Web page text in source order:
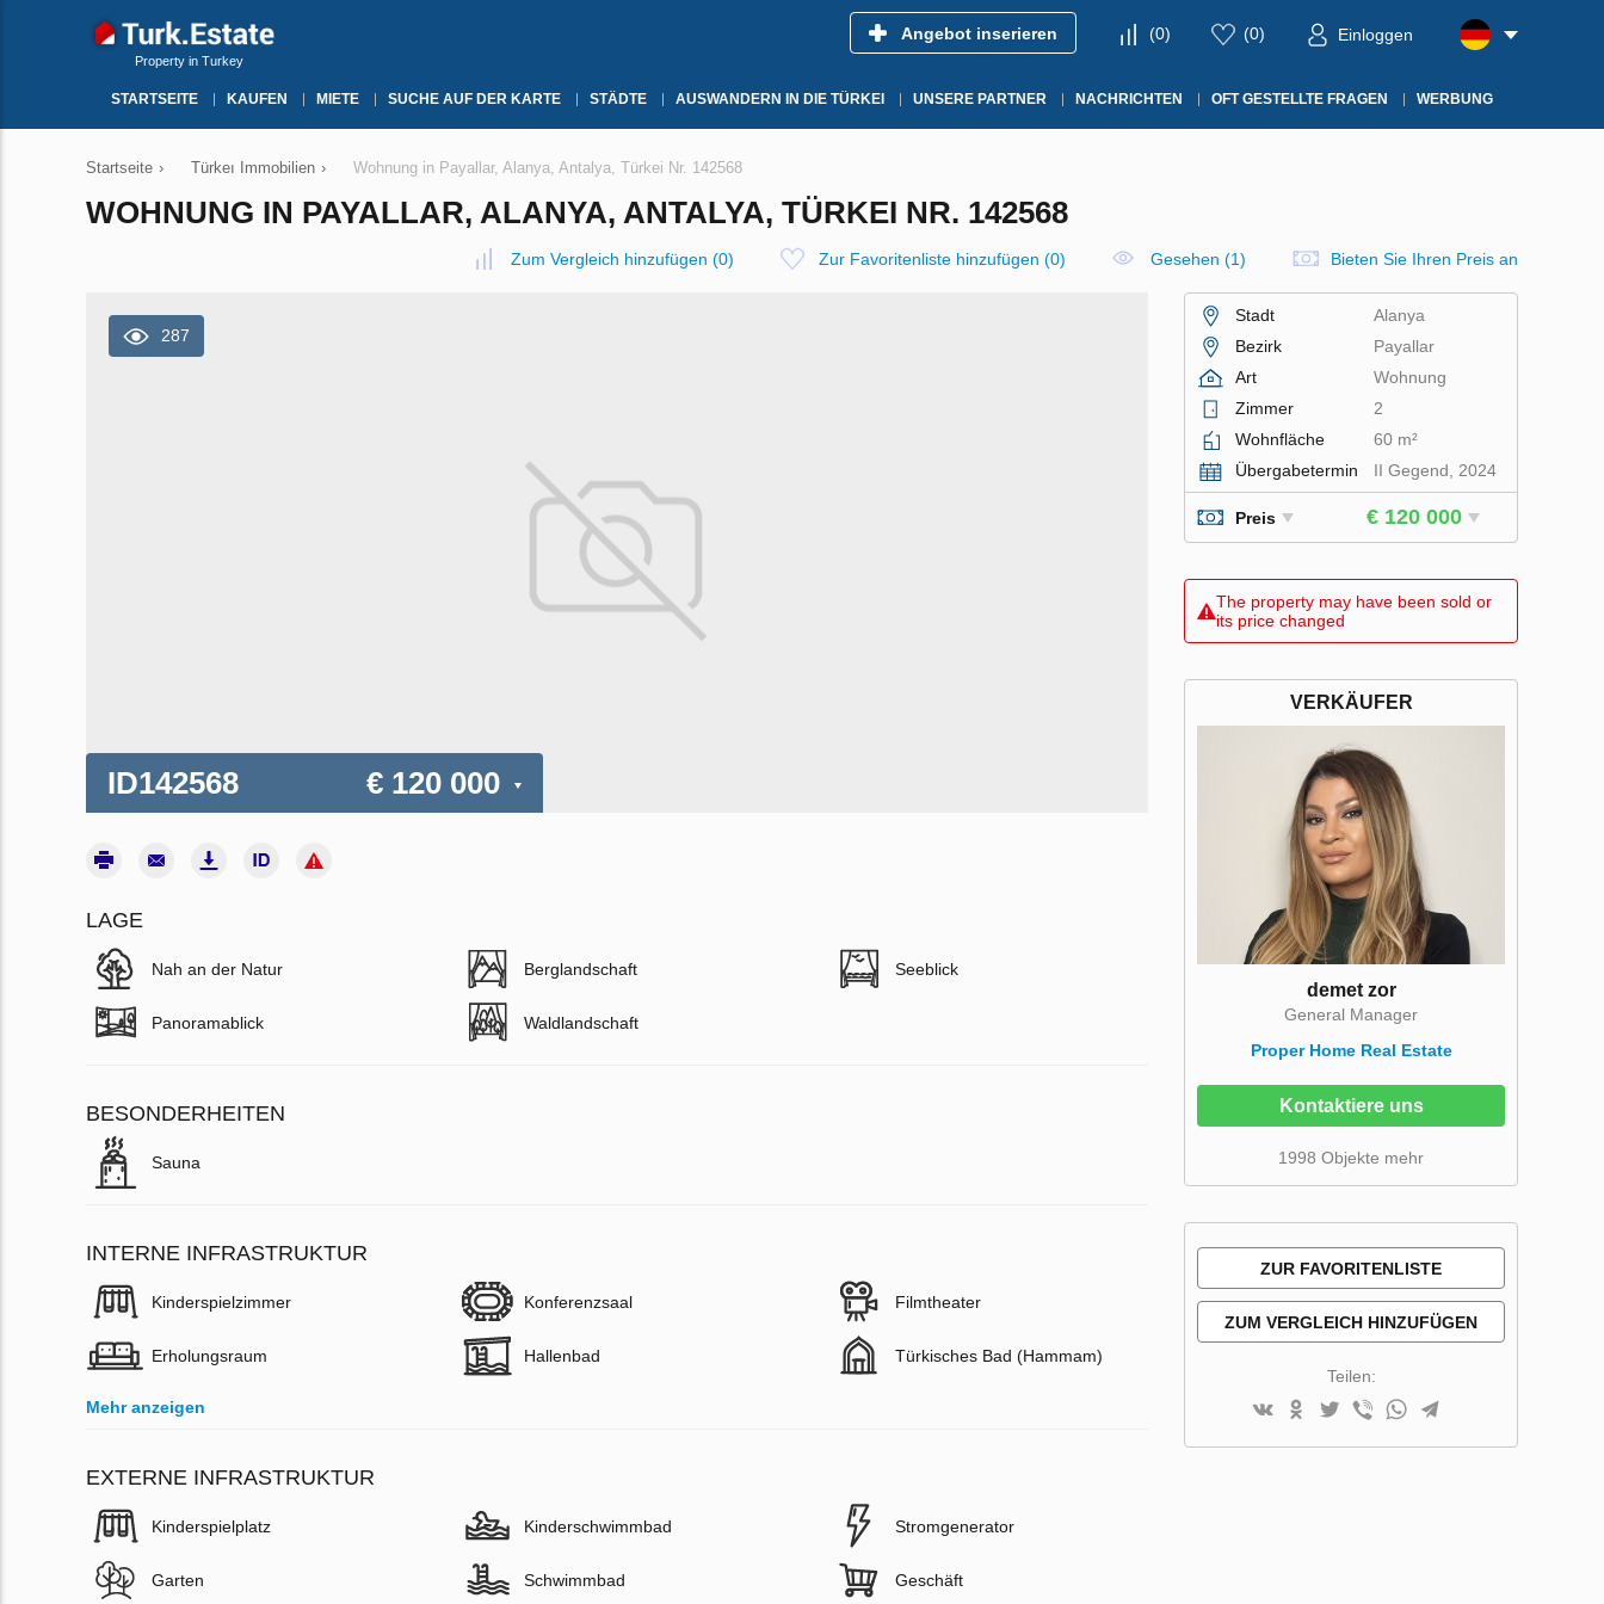
Property in Turkey
Angebot inserieren (0) (0) Einloggen
STARTSEITE KAUFEN MIETE SUCHE AUF DER KARTE STÄDTE AUSWANDERN IN DIE TÜRKEI UNSERE PARTNER NACHRICHTEN OFT GESTELLTE FRAGEN WERBUNG
Startseite › Türkeı Immobilien › Wohnung in Payallar, Alanya, Antalya, Türkei Nr. 142568
WOHNUNG IN PAYALLAR, ALANYA, ANTALYA, TÜRKEI NR. 142568
Zum Vergleich hinzufügen (0) Zur Favoritenliste hinzufügen (0) Gesehen (1) Bieten Sie Ihren Preis an
287
ID142568 € 120 000
LAGE
Nah an der Natur Berglandschaft Seeblick
Panoramablick Waldlandschaft
BESONDERHEITEN
Sauna
INTERNE INFRASTRUKTUR
Kinderspielzimmer Konferenzsaal Filmtheater
Erholungsraum Hallenbad Türkisches Bad (Hammam)
Mehr anzeigen
EXTERNE INFRASTRUKTUR
Kinderspielplatz Kinderschwimmbad Stromgenerator
Garten Schwimmbad Geschäft
Stadt
Alanya
Bezirk
Payallar
Art
Wohnung
Zimmer
2
Wohnfläche
60 m²
Übergabetermin
II Gegend, 2024
Preis € 120 000
The property may have been sold or
its price changed
VERKÄUFER
demet zor
General Manager
Proper Home Real Estate
Kontaktiere uns
1998 Objekte mehr
ZUR FAVORITENLISTE
ZUM VERGLEICH HINZUFÜGEN
Teilen: